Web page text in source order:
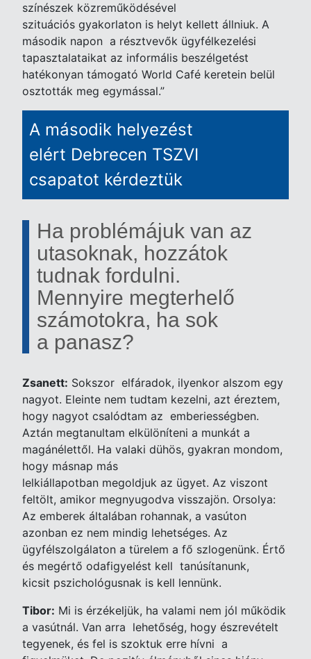
színészek közreműködésével
szituációs gyakorlaton is helyt kellett állniuk. A
második napon a résztvevők ügyfélkezelési
tapasztalataikat az informális beszélgetést
hatékonyan támogató World Café keretein belül
osztották meg egymással.”
A második helyezést
elért Debrecen TSZVI
csapatot kérdeztük
Ha problémájuk van az
utasoknak, hozzátok
tudnak fordulni.
Mennyire megterhelő
számotokra, ha sok
a panasz?
Zsanett: Sokszor elfáradok, ilyenkor alszom egy
nagyot. Eleinte nem tudtam kezelni, azt éreztem,
hogy nagyot csalódtam az emberiességben.
Aztán megtanultam elkülöníteni a munkát a
magánélettől. Ha valaki dühös, gyakran mondom,
hogy másnap más
lelkiállapotban megoldjuk az ügyet. Az viszont
feltölt, amikor megnyugodva visszajön. Orsolya:
Az emberek általában rohannak, a vasúton
azonban ez nem mindig lehetséges. Az
ügyfélszolgálaton a türelem a fő szlogenünk. Értő
és megértő odafigyelést kell tanúsítanunk,
kicsit pszichológusnak is kell lennünk.
Tibor: Mi is érzékeljük, ha valami nem jól működik
a vasútnál. Van arra lehetőség, hogy észrevételt
tegyenek, és fel is szoktuk erre hívni a